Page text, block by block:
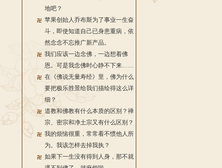
地吧？
苹果创始人乔布斯为了事业一生奋
斗，即使知道自己已身患重病，依
然念念不忘推广新产品。
我们应该一边念佛，一边想着佛
恩。可是我念佛时心静不下来……
在《佛说无量寿经》里，佛为什么
要把极乐胜景给我们描绘得这么详
细？
道教和佛教有什么本质的区别？禅
宗、密宗和净土宗又有什么区别？
我的烦恼很重，常常看不惯他人所
为。我该怎样去掉我执？
如果下一生没有得到人身，那不就